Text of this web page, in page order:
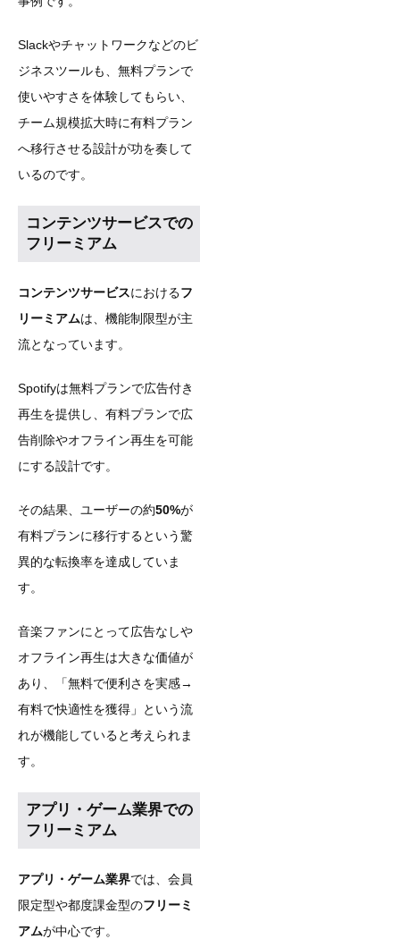
Slackやチャットワークなどのビ
ジネスツールも、無料プランで
使いやすさを体験してもらい、
チーム規模拡大時に有料プラン
へ移行させる設計が功を奏して
いるのです。
コンテンツサービスでの
フリーミアム
コンテンツサービスにおけるフ
リーミアムは、機能制限型が主
流となっています。
Spotifyは無料プランで広告付き
再生を提供し、有料プランで広
告削除やオフライン再生を可能
にする設計です。
その結果、ユーザーの約50%が
有料プランに移行するという驚
異的な転換率を達成していま
す。
音楽ファンにとって広告なしや
オフライン再生は大きな価値が
あり、「無料で便利さを実感→
有料で快適性を獲得」という流
れが機能していると考えられま
す。
アプリ・ゲーム業界での
フリーミアム
アプリ・ゲーム業界では、会員
限定型や都度課金型のフリーミ
アムが中心です。